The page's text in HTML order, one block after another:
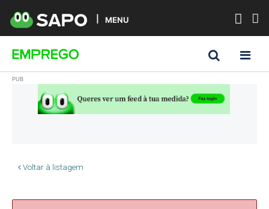
MENU
Voltar à listagem